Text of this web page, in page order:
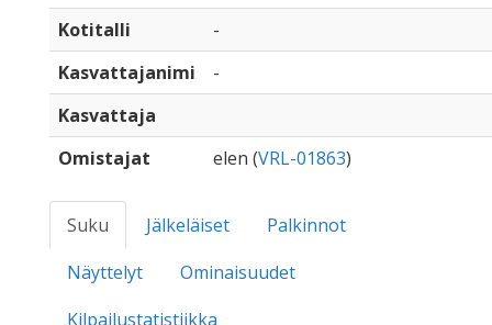
Kotitalli
-
Kasvattajanimi
-
Kasvattaja
Omistajat
elen (VRL-01863)
Suku Jälkeläiset
Palkinnot
Näyttelyt
Ominaisuudet
Kilpailustatistiikka